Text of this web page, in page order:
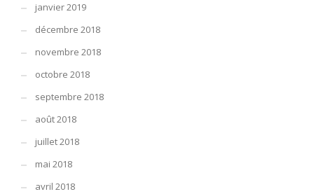
janvier 2019
décembre 2018
novembre 2018
octobre 2018
septembre 2018
août 2018
juillet 2018
mai 2018
avril 2018